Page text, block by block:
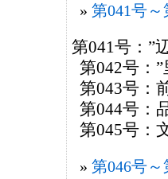
第041号～
第041号：”
第042号：
第043号：
第044号：
第045号：
第046号～